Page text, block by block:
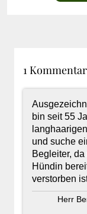
1 Kommentar
bin seit 55
und suche
Begleiter,
Hündin
verstorben
Herr